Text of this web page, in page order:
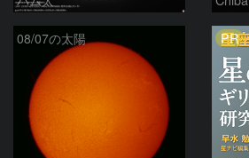
08/07の太陽 PR